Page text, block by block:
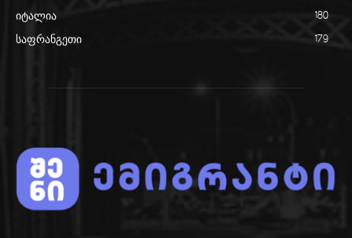
იტალია 180
საფრანგეთი 179